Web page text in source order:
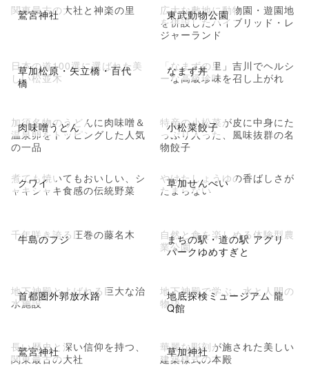
鷲宮神社
関東最古の大社と神楽の里 東武動物公園
広大な敷地に動物園・遊園地
を併設したハイブリッド・レ
ジャーランド
草加松原・矢立橋・百代
橋
日本の道100選に選ばれた美
しい松並木
なまず丼
「なまずの里」吉川でヘルシ
ーな高級珍味を召し上がれ
肉味噌うどん
加須名物のうどんに肉味噌＆
温泉卵をトッピングした人気
の一品
小松菜餃子
特産の小松菜が皮に中身にた
っぷり入った、風味抜群の名
物餃子
クワイ
煮ても焼いてもおいしい、シ
ャキシャキ食感の伝統野菜
草加せんべい
やけたしょうゆの香ばしさが
たまらない
牛島のフジ
千年咲き誇る圧巻の藤名木
まちの駅・道の駅 アグリ
パークゆめすぎと
自然と食を楽しめる体験型農
業公園
首都圏外郭放水路
地下神殿とよばれる巨大な治
水施設
地底探検ミュージアム 龍
Q館
地下神殿で学ぶ、水と人間の
物語
鷲宮神社
長い歴史と深い信仰を持つ、
関東最古の大社
草加神社
華麗な彫刻が施された美しい
建築様式の本殿